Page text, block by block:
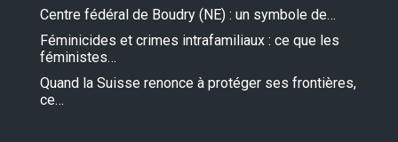
Centre fédéral de Boudry (NE) : un symbole de…
Féminicides et crimes intrafamiliaux : ce que les
féministes…
Quand la Suisse renonce à protéger ses frontières,
ce…